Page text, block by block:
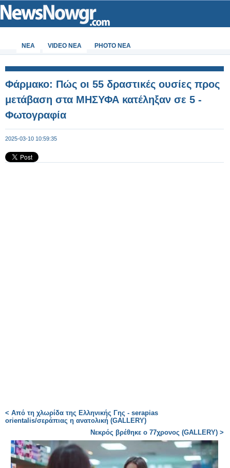
ΝΕΑ VIDEO NEA PHOTO NEA
Φάρμακο: Πώς οι 55 δραστικές ουσίες προς
μετάβαση στα ΜΗΣΥΦΑ κατέληξαν σε 5 -
Φωτογραφία
2025-03-10 10:59:35
< Από τη χλωρίδα της Ελληνικής Γης - serapias
orientalis/σεράπιας η ανατολική (GALLERY)
Νεκρός βρέθηκε ο 77χρονος (GALLERY) >